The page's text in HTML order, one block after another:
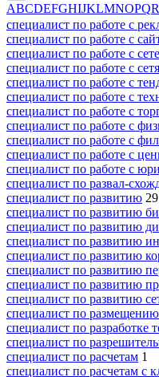
ABCDEFGHIJKLMNOPQR
специалист по работе с
специалист по работе с
специалист по работе с
специалист по работе с
специалист по работе с
специалист по работе с
специалист по работе с
специалист по работе с
специалист по работе с
специалист по работе с
специалист по работе с
специалист по развал-
специалист по развитию 29
специалист по развитию
специалист по развитию
специалист по развитию
специалист по развитию
специалист по развитию
специалист по развитию
специалист по развитию
специалист по размещению
специалист по разработке
специалист по
специалист по расчетам 1
специалист по расчетам с